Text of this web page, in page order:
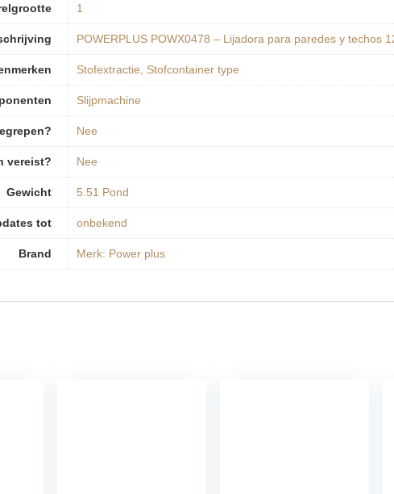
‎1
‎POWERPLUS POWX0478 – Lijadora para paredes y techos
‎Stofextractie, Stofcontainer type
‎Slijpmachine
‎Nee
vereist? ‎Nee
Gewicht ‎5.51 Pond
tot ‎onbekend
Brand Merk: Power plus